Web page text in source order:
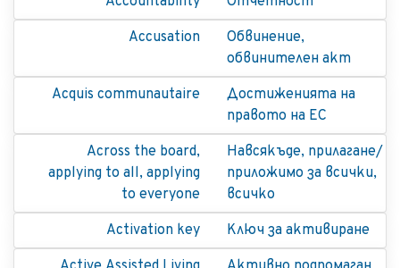
Accusation
Обвинение,
обвинителен акт
Acquis communautaire
Достиженията на
правото на ЕС
Across the board,
applying to all, applying
to everyone
Навсякъде, прилагане/
приложимо за всички,
всичко
Activation key
Ключ за активиране